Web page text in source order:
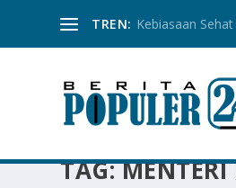
TREN: Kebiasaan
TAG:MENTERI